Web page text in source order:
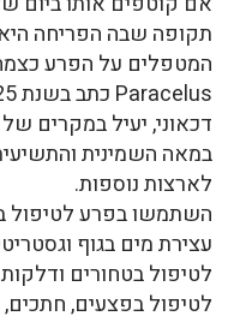
תקופה שבה הפריחה היא
המטפלים על הפרע
במאה השמינית
לארצות נוספות.
השתמשו בפרע לטיפול
עצירת מים בגוף
לטיפול בטחורים
לטיפול בפצעים, חתכים,